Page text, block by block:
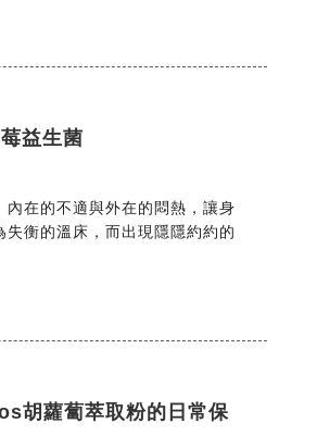
益生菌
在的不適與外在的悶熱，讓身
衡的溫床，而出現隱隱約約的
胡蘿蔔萃取粉的日常保